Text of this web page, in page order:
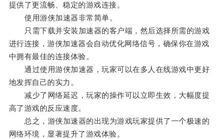
提供了更流畅、稳定的游戏连接。
使用游侠加速器非常简单。
只需下载并安装加速器的客户端，然后选择所需的游戏
进行连接，游侠加速器会自动优化网络信号，确保你在游戏
中拥有最佳的连接体验。
通过使用游侠加速器，玩家可以在多人在线游戏中更好
地发挥自己的实力。
减少了网络延迟，玩家的操作可以立即生效，大幅度提
高了游戏的反应速度。
总之，游侠加速器的出现为游戏玩家提供了一个极速的
网络环境，显著提升了游戏体验。